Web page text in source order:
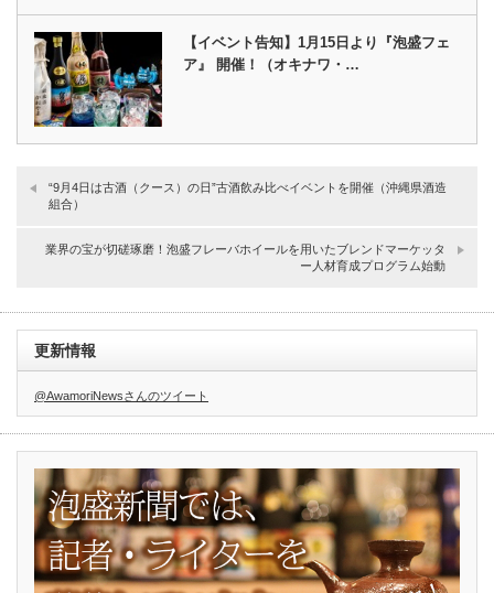
【イベント告知】1月15日より『泡盛フェ
ア』 開催！（オキナワ・…
“9月4日は古酒（クース）の日”古酒飲み比べイベントを開催（沖縄県酒造
組合）
業界の宝が切磋琢磨！泡盛フレーバホイールを用いたブレンドマーケッタ
ー人材育成プログラム始動
更新情報
@AwamoriNewsさんのツイート